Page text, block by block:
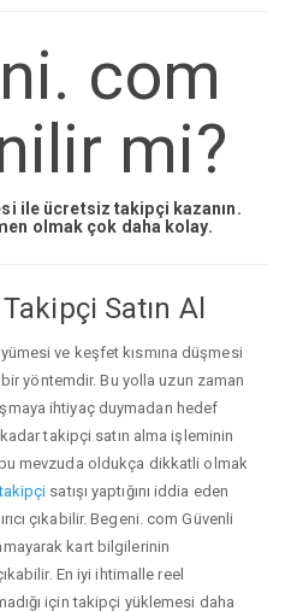
com
mi?
ile ücretsiz takipçi kazanın.
olmak çok daha kolay.
Satın Al
ve keşfet kısmına düşmesi
yöntemdir. Bu yolla uzun zaman
ihtiyaç duymadan hedef
takipçi satın alma işleminin
mevzuda oldukça dikkatli olmak
satışı yaptığını iddia eden
çıkabilir. Begeni. com Güvenli
kart bilgilerinin
En iyi ihtimalle reel
için takipçi yüklemesi daha